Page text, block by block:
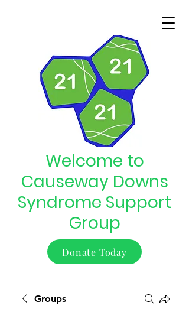
Welcome to
Causeway Downs
Syndrome Support
Group
Donate Today
Groups